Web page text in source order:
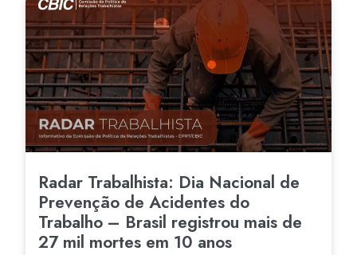
Radar Trabalhista: Dia Nacional de
Prevenção de Acidentes do
Trabalho – Brasil registrou mais de
27 mil mortes em 10 anos